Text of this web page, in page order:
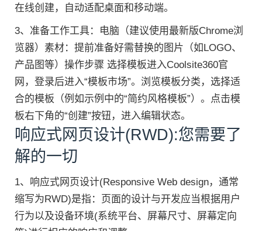
在线创建，自动适配桌面和移动端。
3、准备工作工具：电脑（建议使用最新版Chrome浏
览器）素材：提前准备好需替换的图片（如LOGO、
产品图等）操作步骤 选择模板进入Coolsite360官
网，登录后进入“模板市场”。浏览模板分类，选择适
合的模板（例如示例中的“简约风格模板”）。点击模
板右下角的“创建”按钮，进入编辑状态。
响应式网页设计(RWD):您需要了
解的一切
1、响应式网页设计(Responsive Web design，通常
缩写为RWD)是指：页面的设计与开发应当根据用户
行为以及设备环境(系统平台、屏幕尺寸、屏幕定向